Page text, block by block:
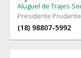
Aluguel de Trajes
Presidente Prudente
(18) 98807-5992